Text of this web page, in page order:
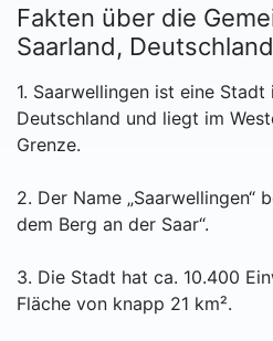
Fakten über die
Saarland, Deutschland
1. Saarwellingen ist eine Stadt
Deutschland und liegt im
Grenze.
2. Der Name „Saarwellingen“
dem Berg an der Saar“.
3. Die Stadt hat ca. 10.400
Fläche von knapp 21 km².